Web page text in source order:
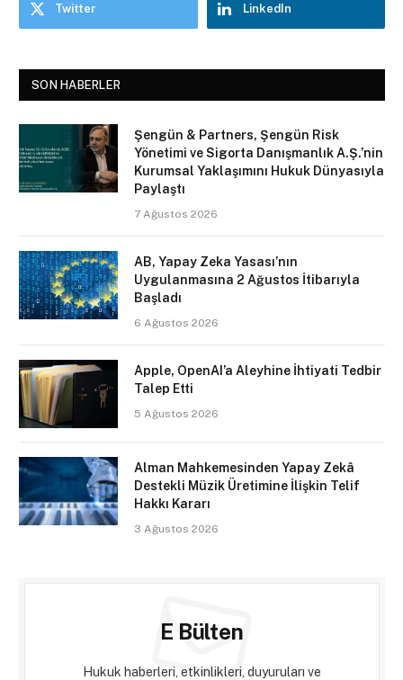
Twitter LinkedIn
SON HABERLER
Şengün & Partners, Şengün Risk
Yönetimi ve Sigorta Danışmanlık A.Ş.’nin
Kurumsal Yaklaşımını Hukuk Dünyasıyla
Paylaştı
7 Ağustos 2026
AB, Yapay Zeka Yasası’nın
Uygulanmasına 2 Ağustos İtibarıyla
Başladı
6 Ağustos 2026
Apple, OpenAI’a Aleyhine İhtiyati Tedbir
Talep Etti
5 Ağustos 2026
Alman Mahkemesinden Yapay Zekâ
Destekli Müzik Üretimine İlişkin Telif
Hakkı Kararı
3 Ağustos 2026
E Bülten
Hukuk haberleri, etkinlikleri, duyuruları ve